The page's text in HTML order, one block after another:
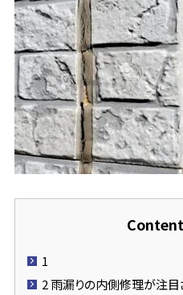
1
2雨漏りの内側修理が注目